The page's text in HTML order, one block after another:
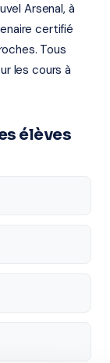
Arsenal, à
certifié
Tous
les cours à
élèves